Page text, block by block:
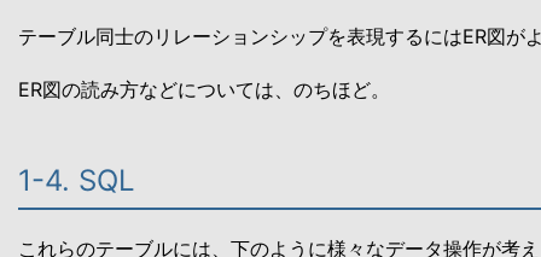
テーブル同士のリレーションシップを表現するにはER図が
ER図の読み方などについては、のちほど。
1-4. SQL
これらのテーブルには、下のように様々なデータ操作が考